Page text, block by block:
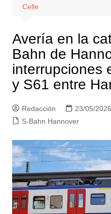
Celle
Avería en la
Bahn de
interrupciones
y S61 entre
Redacción 23/05/2026
S-Bahn Hannover